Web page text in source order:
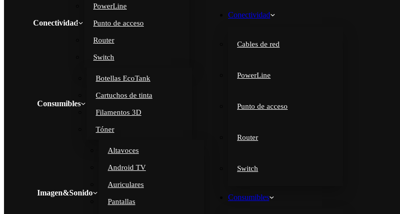
Conectividad
PowerLine
Punto de acceso
Router
Switch
Consumibles
Botellas EcoTank
Cartuchos de tinta
Filamentos 3D
Tóner
Imagen&Sonido
Altavoces
Android TV
Auriculares
Pantallas
Conectividad
Cables de red
PowerLine
Punto de acceso
Router
Switch
Consumibles